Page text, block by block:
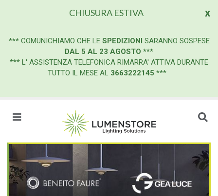
x
CHIUSURA ESTIVA
*** COMUNICHIAMO CHE LE SPEDIZIONI SARANNO SOSPESE
DAL 5 AL 23 AGOSTO ***
*** L' ASSISTENZA TELEFONICA RIMARRA' ATTIVA DURANTE
TUTTO IL MESE AL 3663222145 ***